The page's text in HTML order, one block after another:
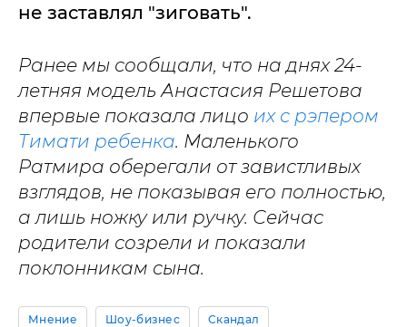
не заставлял "зиговать".
Ранее мы сообщали, что на днях 24-
летняя модель Анастасия Решетова
впервые показала лицо их с рэпером
Тимати ребенка. Маленького
Ратмира оберегали от завистливых
взглядов, не показывая его полностью,
а лишь ножку или ручку. Сейчас
родители созрели и показали
поклонникам сына.
Мнение Шоу-бизнес Скандал